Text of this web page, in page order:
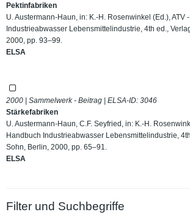
Pektinfabriken
U. Austermann-Haun, in: K.-H. Rosenwinkel (Ed.), ATV
Industrieabwasser Lebensmittelindustrie, 4th ed.,
2000, pp. 93–99.
ELSA
2000 | Sammelwerk - Beitrag | ELSA-ID: 3046
Stärkefabriken
U. Austermann-Haun, C.F. Seyfried, in: K.-H.
Handbuch Industrieabwasser Lebensmittelindustrie,
Sohn, Berlin, 2000, pp. 65–91.
ELSA
Filter und Suchbegriffe